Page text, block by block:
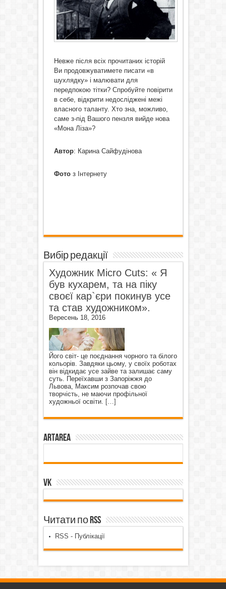
Невже після всіх прочитаних історій
Ви продовжуватимете писати «в
шухлядку» і малювати для
передпокою тітки? Спробуйте повірити
в себе, відкрити недосліджені межі
власного таланту. Хто зна, можливо,
саме з-під Вашого пензля вийде нова
«Мона Ліза»?
Автор: Карина Сайфудінова
Фотоз Інтернету
Вибір редакції
Художник Micro Cuts: « Я
був кухарем, та на піку
своєї кар`єри покинув усе
та став художником».
Вересень 18, 2016
Його світ- це поєднання чорного та білого
кольорів. Завдяки цьому, у своїх роботах
він відкидає усе зайве та залишає саму
суть. Переїхавши з Запоріжжя до
Львова, Максим розпочав свою
творчість, не маючи профільної
художньої освіти. […]
ArtArea
VK
Читати по RSS
RSS - Публікації